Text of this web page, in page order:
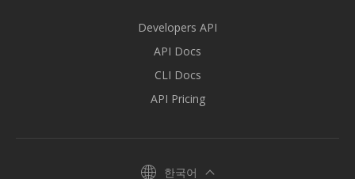
Developers API
API Docs
CLI Docs
API Pricing
한국어